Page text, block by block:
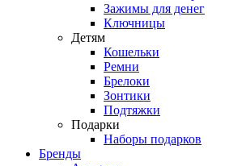
Зажимы для денег
Ключницы
Детям
Кошельки
Ремни
Брелоки
Зонтики
Подтяжки
Подарки
Наборы подарков
Бренды